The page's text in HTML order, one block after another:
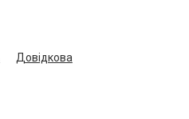
Довідкова